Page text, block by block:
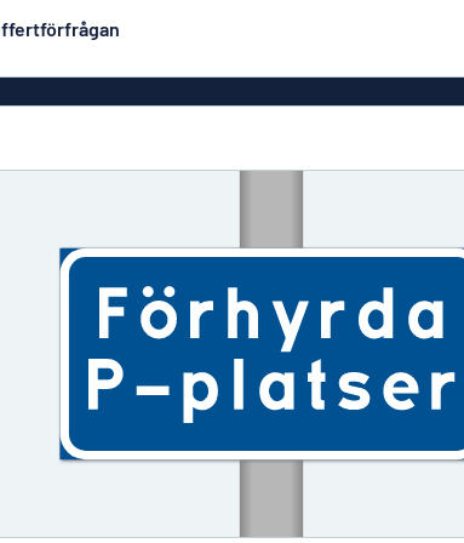
Rollups
Taktila skyltar
Träskyltar
Vinyltexter